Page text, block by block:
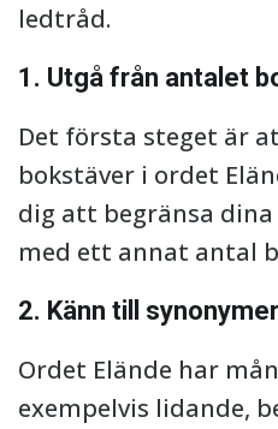
ledtråd.
1. Utgå från antalet
Det första steget är
bokstäver i ordet
dig att begränsa
med ett annat antal
2. Känn till
Ordet Elände har
exempelvis lidande,